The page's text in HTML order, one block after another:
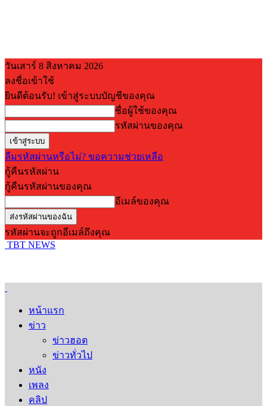
วันเสาร์ 8 สิงหาคม 2026
ลงชื่อเข้าใช้
ยินดีต้อนรับ! เข้าสู่ระบบบัญชีของคุณ
ชื่อผู้ใช้ของคุณ
รหัสผ่านของคุณ
ลืมรหัสผ่านหรือไม่? ขอความช่วยเหลือ
กู้คืนรหัสผ่าน
กู้คืนรหัสผ่านของคุณ
อีเมล์ของคุณ
รหัสผ่านจะถูกอีเมล์ถึงคุณ
TBT NEWS
หน้าแรก
ข่าว
ข่าวฮอต
ข่าวทั่วไป
หนัง
เพลง
คลิป